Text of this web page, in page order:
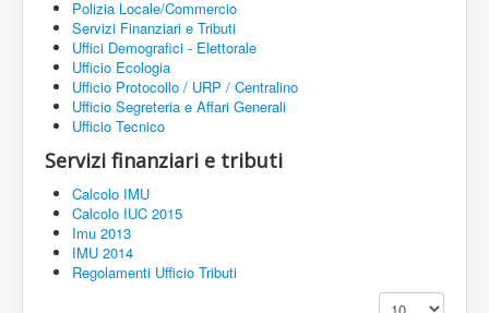
Polizia Locale/Commercio
Servizi Finanziari e Tributi
Uffici Demografici - Elettorale
Ufficio Ecologia
Ufficio Protocollo / URP / Centralino
Ufficio Segreteria e Affari Generali
Ufficio Tecnico
Servizi finanziari e tributi
Calcolo IMU
Calcolo IUC 2015
Imu 2013
IMU 2014
Regolamenti Ufficio Tributi
Visualizza n.